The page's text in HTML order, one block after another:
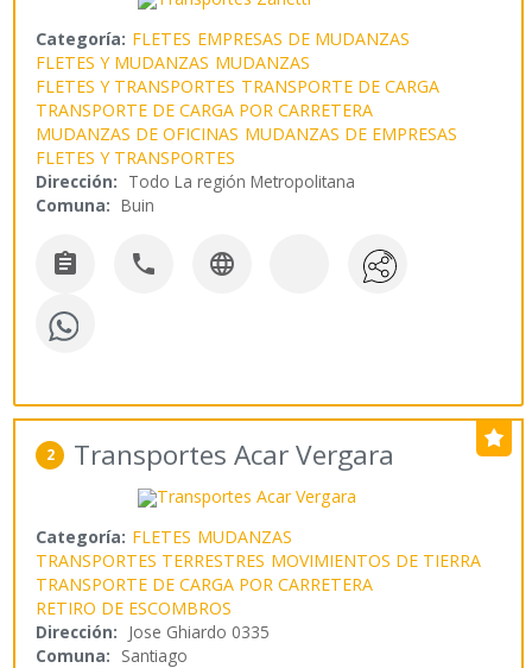
Categoría: FLETES EMPRESAS DE MUDANZAS
FLETES Y MUDANZAS MUDANZAS
FLETES Y TRANSPORTES TRANSPORTE DE CARGA
TRANSPORTE DE CARGA POR CARRETERA
MUDANZAS DE OFICINAS MUDANZAS DE EMPRESAS
FLETES Y TRANSPORTES
Dirección: Todo La región Metropolitana
Comuna: Buin
  
2 Transportes Acar Vergara
Categoría: FLETES MUDANZAS
TRANSPORTES TERRESTRES MOVIMIENTOS DE TIERRA
TRANSPORTE DE CARGA POR CARRETERA
RETIRO DE ESCOMBROS
Dirección: Jose Ghiardo 0335
Comuna: Santiago